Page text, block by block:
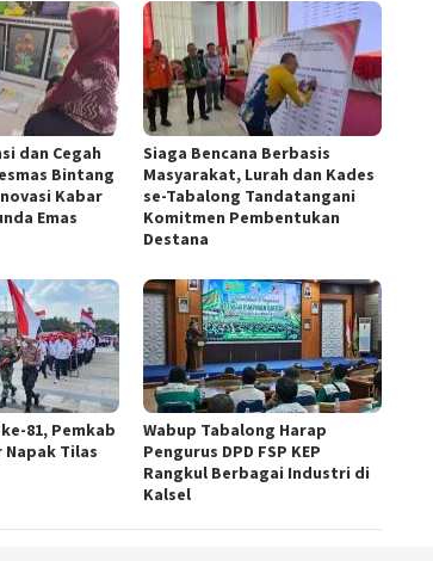
dan Cegah
Bintang
Kabar
Emas
Siaga Bencana Berbasis
Masyarakat, Lurah dan Kades
se-Tabalong Tandatangani
Komitmen Pembentukan
Destana
81, Pemkab
Napak Tilas
Wabup Tabalong Harap
Pengurus DPD FSP KEP
Rangkul Berbagai Industri di
Kalsel